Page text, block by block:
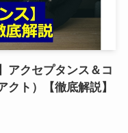
アクセプタンス＆コ
クト）【徹底解説】